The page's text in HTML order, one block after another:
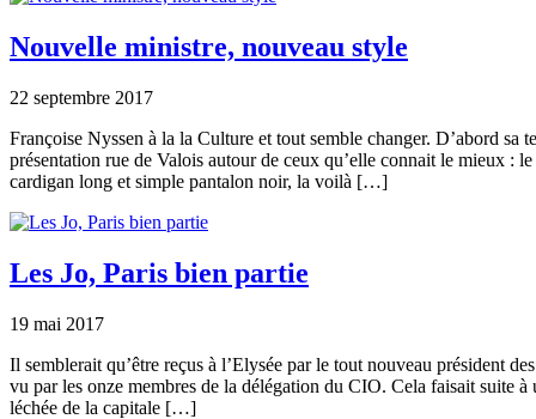
Nouvelle ministre, nouveau style
22 septembre 2017
Françoise Nyssen à la la Culture et tout semble changer. D’abord sa
présentation rue de Valois autour de ceux qu’elle connait le mieux :
cardigan long et simple pantalon noir, la voilà […]
Les Jo, Paris bien partie
19 mai 2017
Il semblerait qu’être reçus à l’Elysée par le tout nouveau président
vu par les onze membres de la délégation du CIO. Cela faisait suite à
léchée de la capitale […]